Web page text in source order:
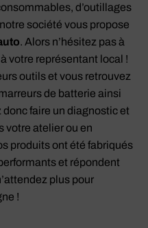
d’outillages
société vous propose
. Alors n’hésitez pas à
votre représentant local !
outils et vous retrouvez
de batterie ainsi
faire un diagnostic et
votre atelier ou en
produits ont été fabriqués
et répondent
plus pour
!